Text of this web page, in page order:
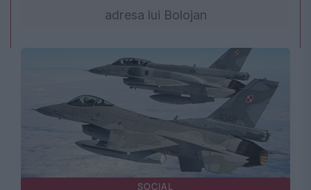
adresa lui Bolojan
SOCIAL